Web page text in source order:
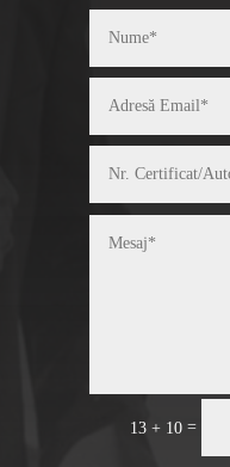
13 + 10 =